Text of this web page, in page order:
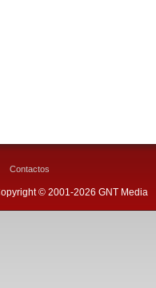
Contactos
© 2001-2026 GNT Media